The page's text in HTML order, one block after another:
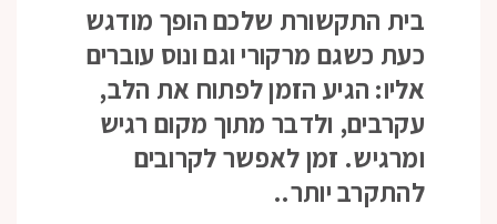
בית התקשורת שלכם הופך מודגש
כעת כשגם מרקורי וגם ונוס עוברים
אליו: הגיע הזמן לפתוח את הלב,
עקרבים, ולדבר מתוך מקום רגיש
ומרגיש. זמן לאפשר לקרובים
להתקרב יותר..